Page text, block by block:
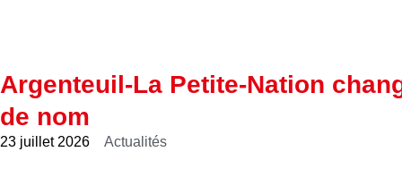
Argenteuil-La Petite-Nation
de nom
23 juillet 2026 Actualités